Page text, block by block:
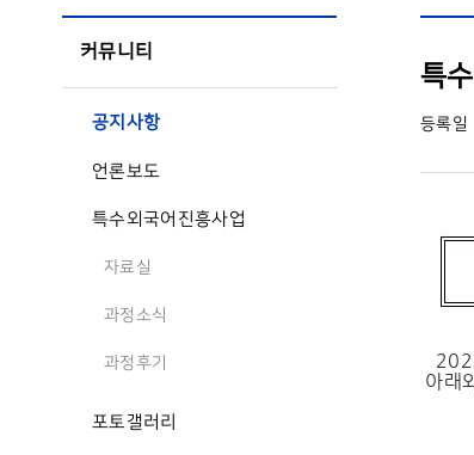
커뮤니티
공지사항
언론보도
특수외국어진흥사업
자료실
과정소식
과정후기
포토갤러리
특
등록일
아래
-